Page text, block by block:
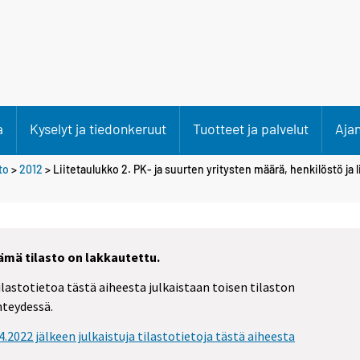
Kyselyt ja tiedonkeruut Tuotteet ja palvelut
>2012 > Liitetaulukko 2. PK- ja suurten yritysten määrä, henkilöstö ja
tilasto on lakkautettu.
tästä aiheesta julkaistaan toisen tilaston
jälkeen julkaistuja tilastotietoja tästä aiheesta